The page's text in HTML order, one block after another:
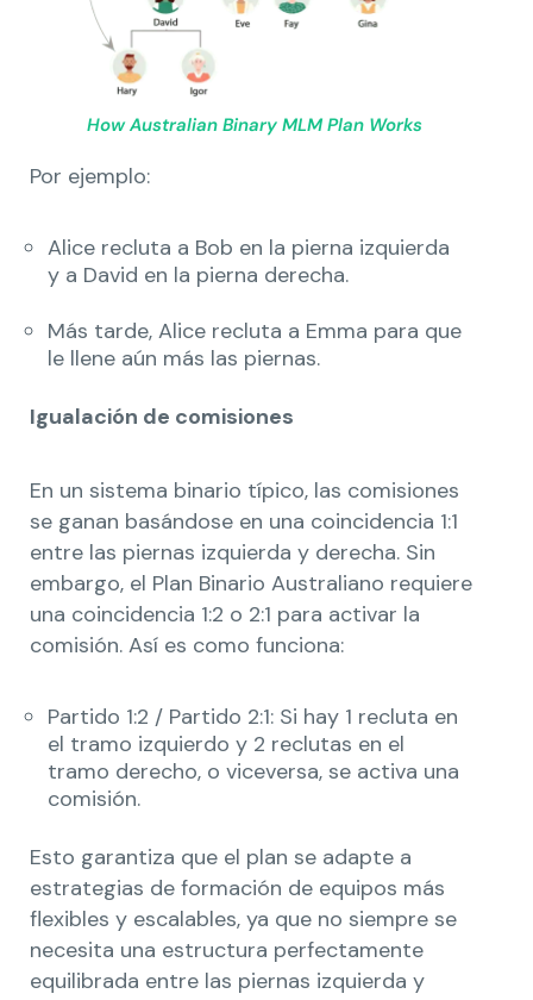
How Australian Binary MLM Plan Works
Por ejemplo:
Alice recluta a Bob en la pierna izquierda
y a David en la pierna derecha.
Más tarde, Alice recluta a Emma para que
le llene aún más las piernas.
Igualación de comisiones
En un sistema binario típico, las comisiones
se ganan basándose en una coincidencia 1:1
entre las piernas izquierda y derecha. Sin
embargo, el Plan Binario Australiano requiere
una coincidencia 1:2 o 2:1 para activar la
comisión. Así es como funciona:
Partido 1:2 / Partido 2:1: Si hay 1 recluta en
el tramo izquierdo y 2 reclutas en el
tramo derecho, o viceversa, se activa una
comisión.
Esto garantiza que el plan se adapte a
estrategias de formación de equipos más
flexibles y escalables, ya que no siempre se
necesita una estructura perfectamente
equilibrada entre las piernas izquierda y